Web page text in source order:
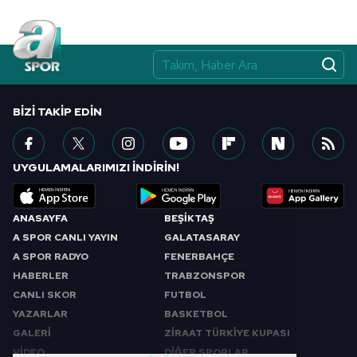
ANASAYFA
A SPOR CANLI YAYIN
A SPOR RADYO
HABERLER
CANLI SKOR
YAZARLAR
GALERİ
VİDEO
BEŞİKTAŞ
GALATASARAY
FENERBAHÇE
TRABZONSPOR
FUTBOL
BASKETBOL
ZİRAAT TÜRKİYE KUPASI
DİĞER SPORLAR
BIZI TAKIP EDIN
UYGULAMALARIMIZI İNDİRİN!